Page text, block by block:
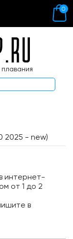
0
2025 - new)
интернет-
от 1 до 2
в